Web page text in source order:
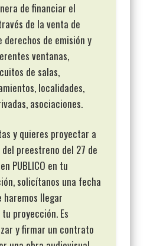
de financiar el
de la venta de
derechos de emisión y
ventanas,
de salas,
localidades,
asociaciones.
y quieres proyectar a
preestreno del 27 de
PUBLICO en tu
solicítanos una fecha
haremos llegar
proyección. Es
y firmar un contrato